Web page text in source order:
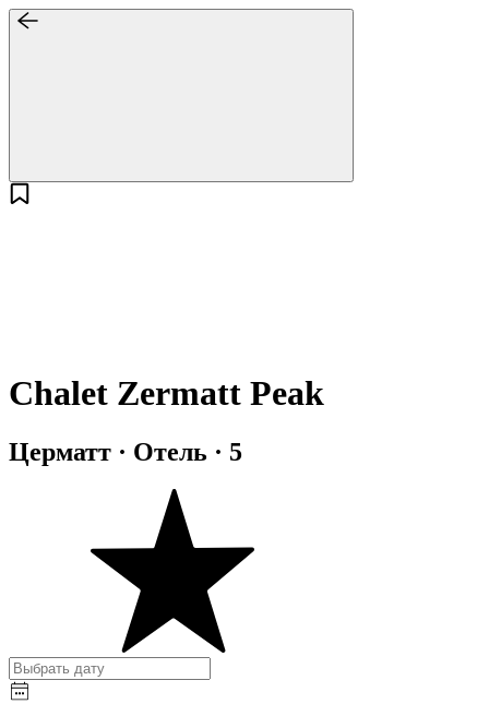
Chalet Zermatt Peak
Церматт · Отель · 5